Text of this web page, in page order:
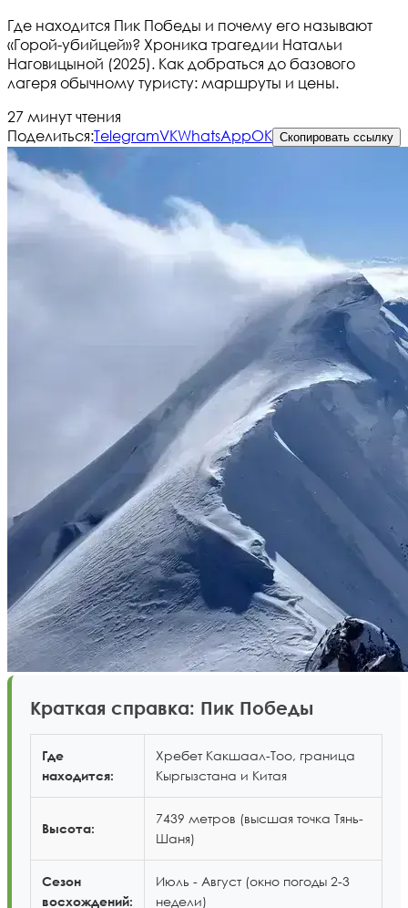
Где находится Пик Победы и почему его называют
«Горой-убийцей»? Хроника трагедии Натальи
Наговицыной (2025). Как добраться до базового
лагеря обычному туристу: маршруты и цены.
27 минут чтения
Поделиться:TelegramVKWhatsAppOK Скопировать ссылку
Краткая справка: Пик Победы
Где
находится:
Хребет Какшаал-Тоо, граница
Кыргызстана и Китая
Высота:
7439 метров (высшая точка Тянь-
Шаня)
Сезон
восхождений:
Июль - Август (окно погоды 2-3
недели)